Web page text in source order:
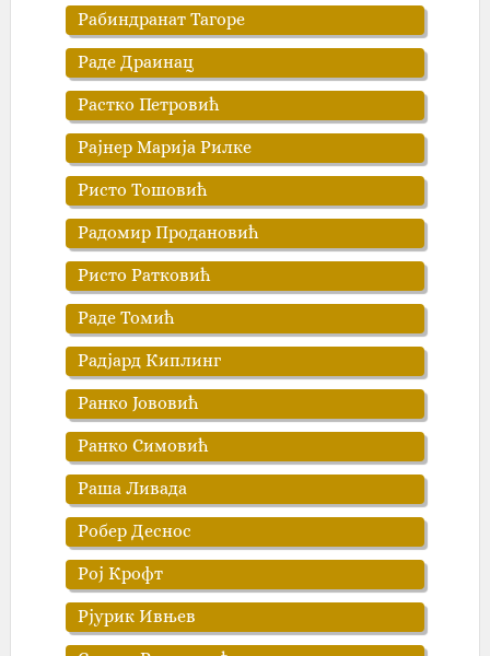
Рабиндранат Тагоре
Раде Драинац
Растко Петровић
Рајнер Марија Рилке‎
Ристо Тошовић
Радомир Продановић
Ристо Ратковић
Раде Томић
Радјард Киплинг
Ранко Јововић
Ранко Симовић
Раша Ливада
Робер Деснос
Рој Крофт
Рјурик Ивњев